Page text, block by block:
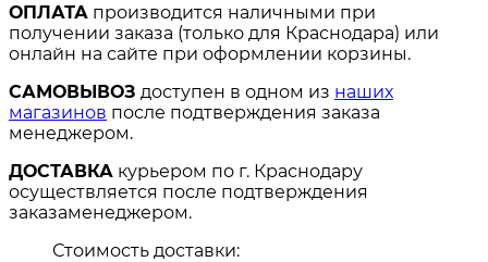
ОПЛАТА производится наличными при
получении заказа (только для Краснодара) или
онлайн на сайте при оформлении корзины.
САМОВЫВОЗ доступен в одном из наших
магазинов после подтверждения заказа
менеджером.
ДОСТАВКА курьером по г. Краснодару
осуществляется после подтверждения
заказаменеджером.
Стоимость доставки: